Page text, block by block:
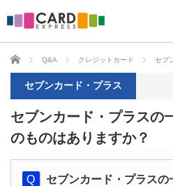
CARD EXPRESS
Q&A クレジットカード セブ
セブンカード・プラス
セブンカード・プラスの
のものはありますか？
セブンカード・プラス